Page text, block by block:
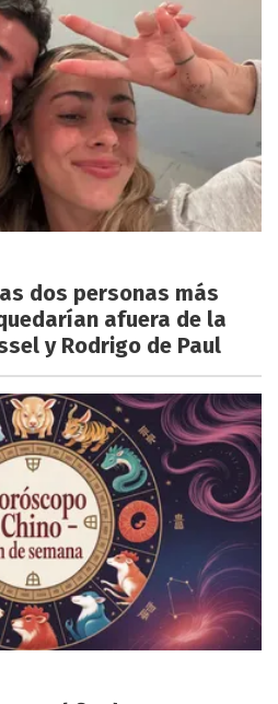
dos personas más
afuera de la
y Rodrigo de Paul